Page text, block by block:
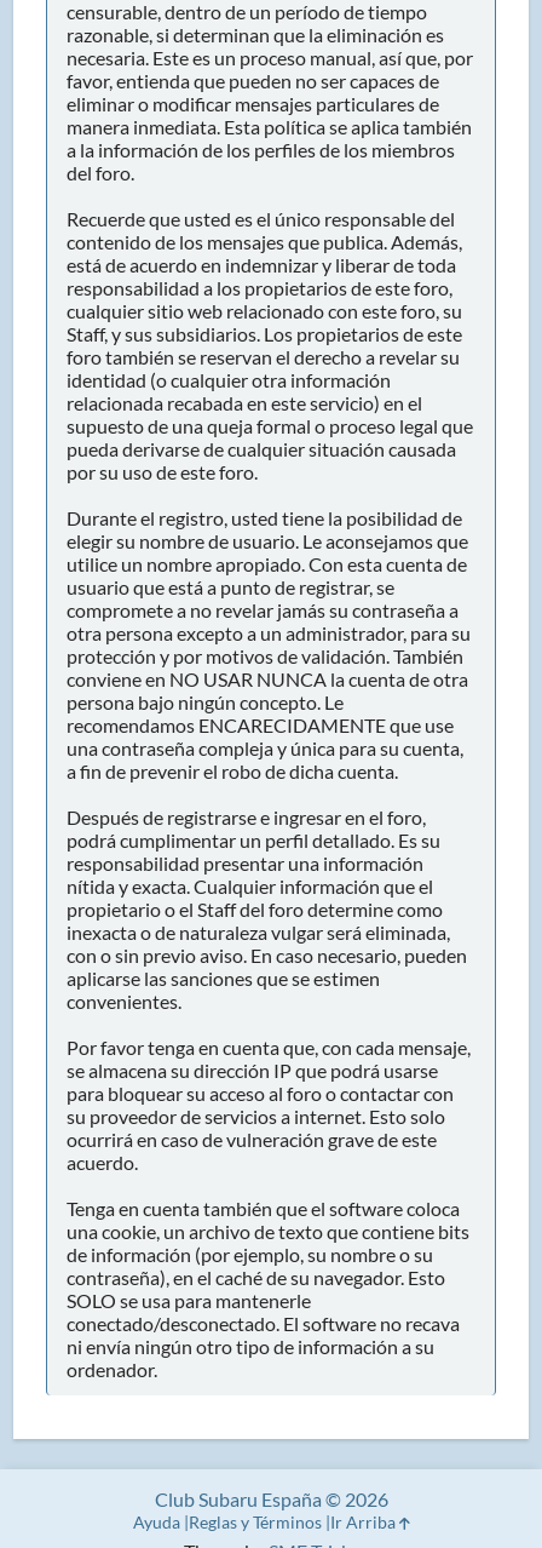
censurable, dentro de un período de tiempo
razonable, si determinan que la eliminación es
necesaria. Este es un proceso manual, así que, por
favor, entienda que pueden no ser capaces de
eliminar o modificar mensajes particulares de
manera inmediata. Esta política se aplica también
a la información de los perfiles de los miembros
del foro.
Recuerde que usted es el único responsable del
contenido de los mensajes que publica. Además,
está de acuerdo en indemnizar y liberar de toda
responsabilidad a los propietarios de este foro,
cualquier sitio web relacionado con este foro, su
Staff, y sus subsidiarios. Los propietarios de este
foro también se reservan el derecho a revelar su
identidad (o cualquier otra información
relacionada recabada en este servicio) en el
supuesto de una queja formal o proceso legal que
pueda derivarse de cualquier situación causada
por su uso de este foro.
Durante el registro, usted tiene la posibilidad de
elegir su nombre de usuario. Le aconsejamos que
utilice un nombre apropiado. Con esta cuenta de
usuario que está a punto de registrar, se
compromete a no revelar jamás su contraseña a
otra persona excepto a un administrador, para su
protección y por motivos de validación. También
conviene en NO USAR NUNCA la cuenta de otra
persona bajo ningún concepto. Le
recomendamos ENCARECIDAMENTE que use
una contraseña compleja y única para su cuenta,
a fin de prevenir el robo de dicha cuenta.
Después de registrarse e ingresar en el foro,
podrá cumplimentar un perfil detallado. Es su
responsabilidad presentar una información
nítida y exacta. Cualquier información que el
propietario o el Staff del foro determine como
inexacta o de naturaleza vulgar será eliminada,
con o sin previo aviso. En caso necesario, pueden
aplicarse las sanciones que se estimen
convenientes.
Por favor tenga en cuenta que, con cada mensaje,
se almacena su dirección IP que podrá usarse
para bloquear su acceso al foro o contactar con
su proveedor de servicios a internet. Esto solo
ocurrirá en caso de vulneración grave de este
acuerdo.
Tenga en cuenta también que el software coloca
una cookie, un archivo de texto que contiene bits
de información (por ejemplo, su nombre o su
contraseña), en el caché de su navegador. Esto
SOLO se usa para mantenerle
conectado/desconectado. El software no recava
ni envía ningún otro tipo de información a su
ordenador.
Club Subaru España © 2026
Ayuda Reglas y Términos Ir Arriba